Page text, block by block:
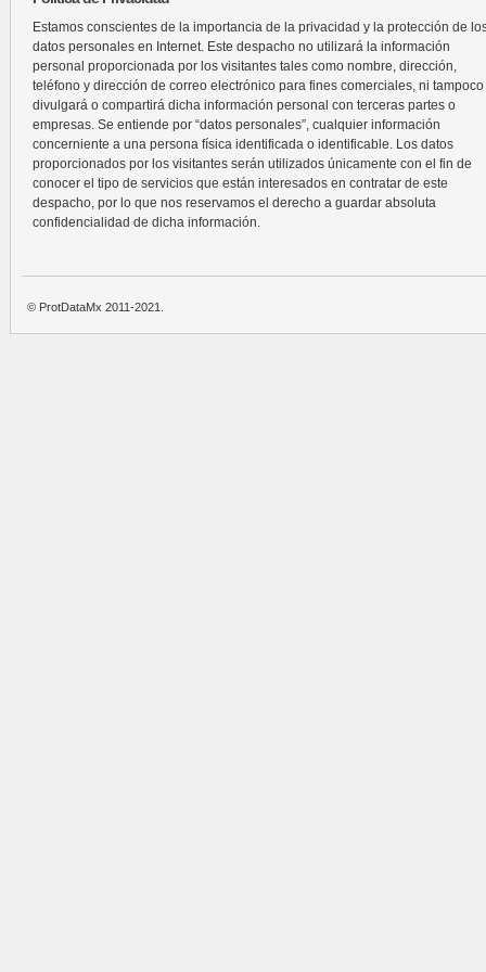
Estamos conscientes de la importancia de la privacidad y la protección de
datos personales en Internet. Este despacho no utilizará la información
personal proporcionada por los visitantes tales como nombre, dirección,
teléfono y dirección de correo electrónico para fines comerciales, ni tampoco
divulgará o compartirá dicha información personal con terceras partes o
empresas. Se entiende por “datos personales”, cualquier información
concerniente a una persona física identificada o identificable. Los datos
proporcionados por los visitantes serán utilizados únicamente con el fin de
conocer el tipo de servicios que están interesados en contratar de este
despacho, por lo que nos reservamos el derecho a guardar absoluta
confidencialidad de dicha información.
© ProtDataMx 2011-2021.